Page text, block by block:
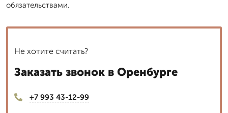
обязательствами.
Не хотите считать?
Заказать звонок в Оренбурге
+7 993 43-12-99